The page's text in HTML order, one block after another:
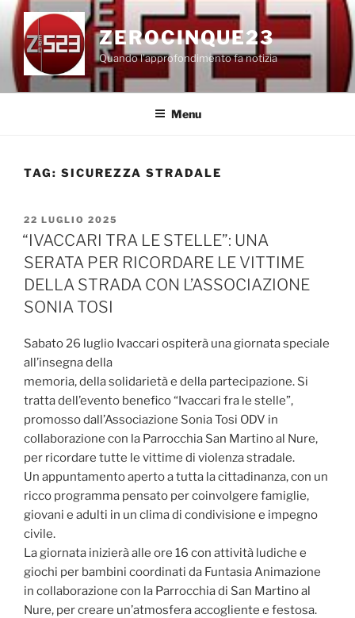
Salta
contenuto
ZEROCINQUE23
Quando l'approfondimento fa notizia
Menu
TAG: SICUREZZA STRADALE
PUBBLICATO
IL
22 LUGLIO 2025
“IVACCARI TRA LE STELLE”: UNA
SERATA PER RICORDARE LE VITTIME
DELLA STRADA CON L’ASSOCIAZIONE
SONIA TOSI
Sabato 26 luglio Ivaccari ospiterà una giornata speciale
all’insegna della
memoria, della solidarietà e della partecipazione. Si
tratta dell’evento benefico “Ivaccari fra le stelle”,
promosso dall’Associazione Sonia Tosi ODV in
collaborazione con la Parrocchia San Martino al Nure,
per ricordare tutte le vittime di violenza stradale.
Un appuntamento aperto a tutta la cittadinanza, con un
ricco programma pensato per coinvolgere famiglie,
giovani e adulti in un clima di condivisione e impegno
civile.
La giornata inizierà alle ore 16 con attività ludiche e
giochi per bambini coordinati da Funtasia Animazione
in collaborazione con la Parrocchia di San Martino al
Nure, per creare un’atmosfera accogliente e festosa.